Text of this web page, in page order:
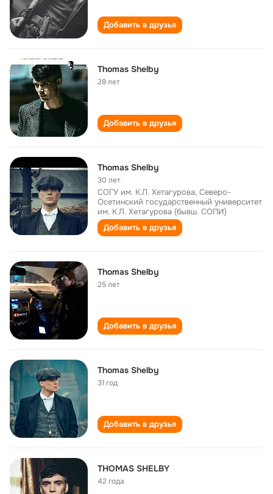
Добавить в друзья
Thomas Shelby
28 лет
Добавить в друзья
Thomas Shelby
30 лет
СОГУ им. К.Л. Хетагурова, Северо-
Осетинский государственный университет
им. К.Л. Хетагурова (бывш. СОПИ)
Добавить в друзья
Thomas Shelby
25 лет
Добавить в друзья
Thomas Shelby
31 год
Добавить в друзья
THOMAS SHELBY
42 года